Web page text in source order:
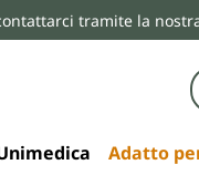
tramite la
Adatto